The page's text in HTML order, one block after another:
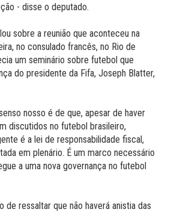
- disse o deputado.
sobre a reunião que aconteceu na
no consulado francês, no Rio de
um seminário sobre futebol que
do presidente da Fifa, Joseph Blatter,
nosso é de que, apesar de haver
discutidos no futebol brasileiro,
é a lei de responsabilidade fiscal,
em plenário. É um marco necessário
a uma nova governança no futebol
de ressaltar que não haverá anistia das